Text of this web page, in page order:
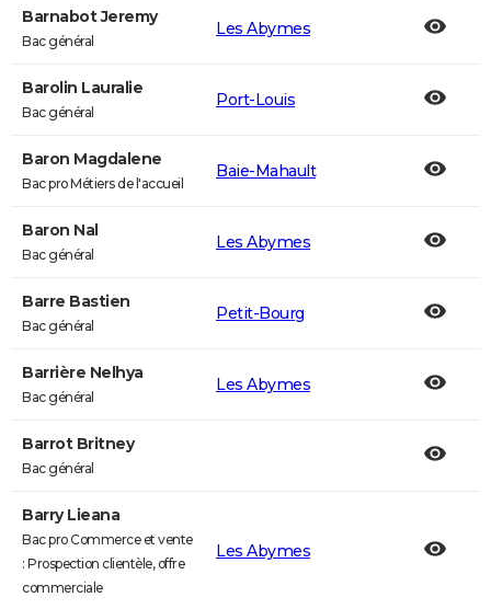
Barnabot Jeremy
Bac général
Les Abymes
Barolin Lauralie
Bac général
Port-Louis
Baron Magdalene
Bac pro Métiers de l'accueil
Baie-Mahault
Baron Nal
Bac général
Les Abymes
Barre Bastien
Bac général
Petit-Bourg
Barrière Nelhya
Bac général
Les Abymes
Barrot Britney
Bac général
Barry Lieana
Bac pro Commerce et vente
: Prospection clientèle, offre
commerciale
Les Abymes